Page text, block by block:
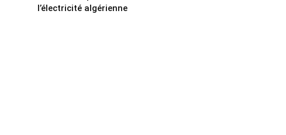
l’électricité algérienne